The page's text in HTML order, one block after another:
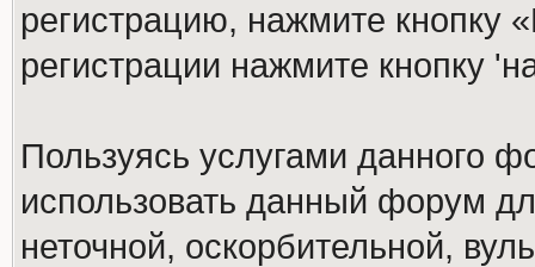
регистрацию, нажмите кнопку
регистрации нажмите кнопку
Пользуясь услугами данного
использовать данный форум
неточной, оскорбительной,